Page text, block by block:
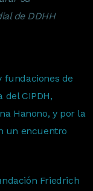
de DDHH
fundaciones de
CIPDH,
Hanono, y por la
un encuentro
Friedrich